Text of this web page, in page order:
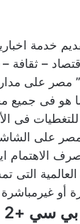
خدمة
– ثقافة
مصر على
هو فى جميع
فى
على
الاهتمام
العالمية
أو غيرمباشرة
بي سي +2